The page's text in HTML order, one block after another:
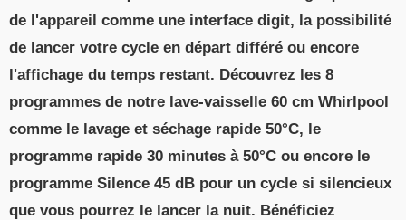
de l'appareil comme une interface digit, la possibilité
de lancer votre cycle en départ différé ou encore
l'affichage du temps restant. Découvrez les 8
programmes de notre lave-vaisselle 60 cm Whirlpool
comme le lavage et séchage rapide 50°C, le
programme rapide 30 minutes à 50°C ou encore le
programme Silence 45 dB pour un cycle si silencieux
que vous pourrez le lancer la nuit. Bénéficiez